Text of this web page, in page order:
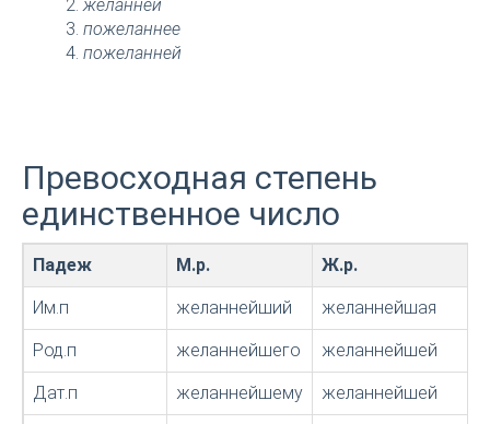
желанней
пожеланнее
пожеланней
Превосходная степень
единственное число
Падеж М.р. Ж.р.
Им.п желаннейший желаннейшая
Род.п желаннейшего желаннейшей
Дат.п желаннейшему желаннейшей